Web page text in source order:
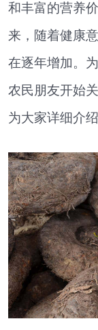
和丰富的营养
来，随着健康
在逐年增加。
农民朋友开始
为大家详细介